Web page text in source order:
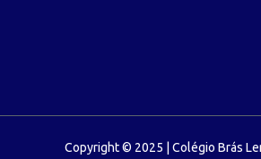
Copyright © 2025 | Colégio Brás